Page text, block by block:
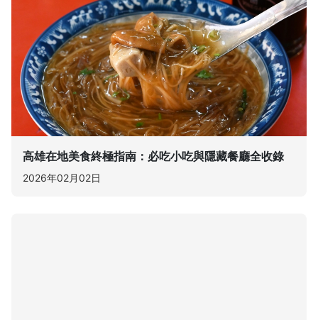
高雄在地美食終極指南：必吃小吃與隱藏餐廳全收錄
2026年02月02日